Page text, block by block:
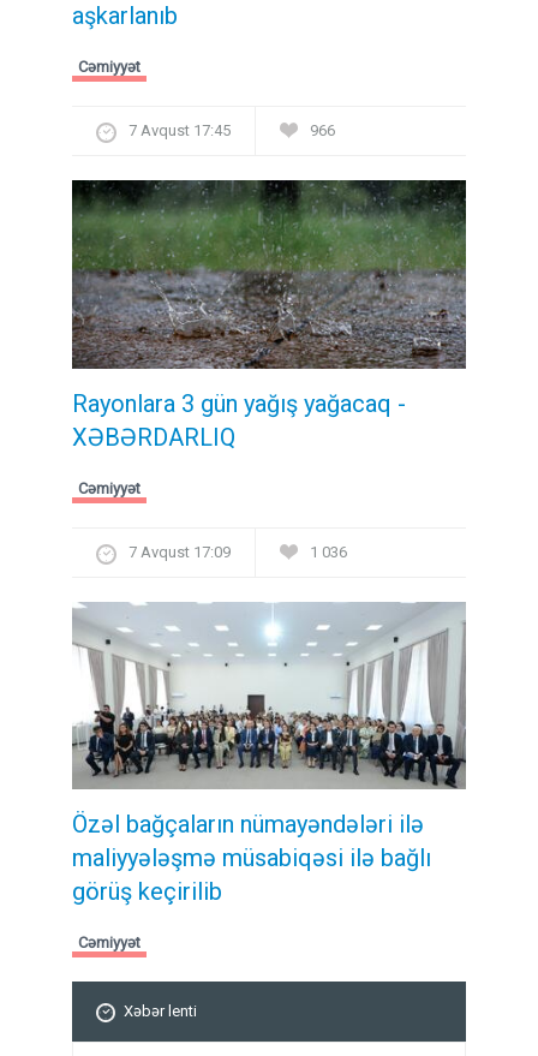
aşkarlanıb
Cəmiyyət
7 Avqust 17:45 966
Rayonlara 3 gün yağış yağacaq -
XƏBƏRDARLIQ
Cəmiyyət
7 Avqust 17:09 1 036
Özəl bağçaların nümayəndələri ilə
maliyyələşmə müsabiqəsi ilə bağlı
görüş keçirilib
Cəmiyyət
Xəbər lenti